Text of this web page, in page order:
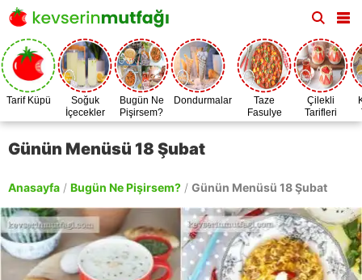
Tarif Küpü
Soğuk
İçecekler
Bugün Ne
Pişirsem?
Dondurmalar
Taze
Fasulye
Zamanı
Çilekli
Tarifleri
Günün Menüsü 18 Şubat
Anasayfa / Bugün Ne Pişirsem? / Günün Menüsü 18 Şubat